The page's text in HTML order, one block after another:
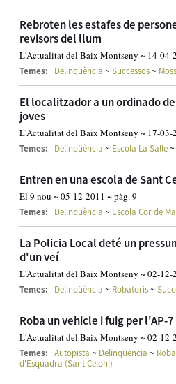
Rebroten les estafes de
revisors del llum
L'Actualitat del Baix Montseny ~ 14-04-
Temes: Delinqüència ~Successos~
El localitzador a un ordinado
joves
L'Actualitat del Baix Montseny ~ 17-03-
Temes: Delinqüència ~ Escola La Salle~
Entren en una escola de Sant
El 9 nou ~ 05-12-2011 ~ pàg. 9
Temes: Delinqüència ~ Escola Cor de
La Policia Local deté un
d'un veí
L'Actualitat del Baix Montseny ~ 02-12-
Temes: Delinqüència ~ Robatoris~
Roba un vehicle i fuig per l'AP-
L'Actualitat del Baix Montseny ~ 02-12-
Temes: Autopista ~ Delinqüència ~
d'Esquadra (Sant Celoni)